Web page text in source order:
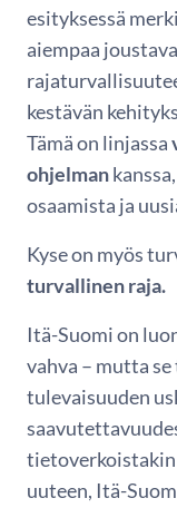
esityksessä
aiempaa
kestävän
Tämä on linjassa
ohjelman
osaamista ja
Kyse on myös
turvallinen raja.
Itä-Suomi on
vahva – mutta
tulevaisuuden
tietoverkoistakin
uuteen, Itä-